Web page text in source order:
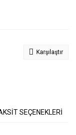
Karşılaştır
SEÇENEKLERİ